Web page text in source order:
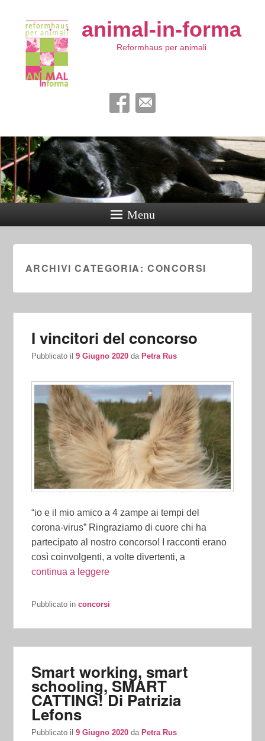
animal-in-forma
Reformhaus per animali
Menu
ARCHIVI CATEGORIA: CONCORSI
I vincitori del concorso
Pubblicato il9 Giugno 2020 da Petra Rus
“io e il mio amico a 4 zampe ai tempi del
corona-virus” Ringraziamo di cuore chi ha
partecipato al nostro concorso! I racconti erano
così coinvolgenti, a volte divertenti, a
continua a leggere
Pubblicato in concorsi
Smart working, smart
schooling, SMART
CATTING! Di Patrizia
Lefons
Pubblicato il9 Giugno 2020 da Petra Rus